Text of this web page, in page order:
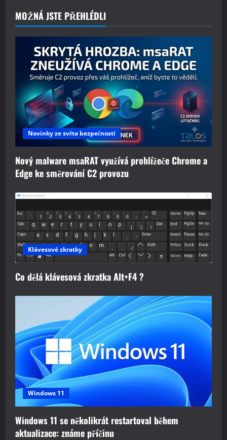
MOŽNÁ JSTE PŘEHLÉDLI
Novinky ze světa bezpečnosti
Nový malware msaRAT využívá prohlížeče Chrome a
Edge ke směrování C2 provozu
Klávesové zkratky
Co dělá klávesová zkratka Alt+F4 ?
Windows 11
Windows 11 se několikrát restartoval během
aktualizace: známe příčinu